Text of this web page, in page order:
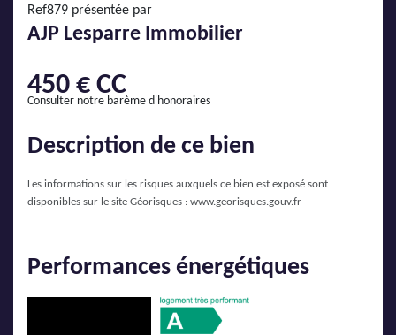
Service Qualité Clients
Ref879 présentée par
AJP Lesparre Immobilier
450 € CC
Consulter notre barème d'honoraires
Description de ce bien
Les informations sur les risques auxquels ce bien est exposé sont
disponibles sur le site Géorisques : www.georisques.gouv.fr
Performances énergétiques